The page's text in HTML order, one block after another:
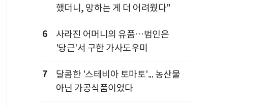
했더니, 망하는 게 더 어려웠다"
6
사라진 어머니의 유품…범인은
'당근'서 구한 가사도우미
7
달콤한 '스테비아 토마토'... 농산물
아닌 가공식품이었다